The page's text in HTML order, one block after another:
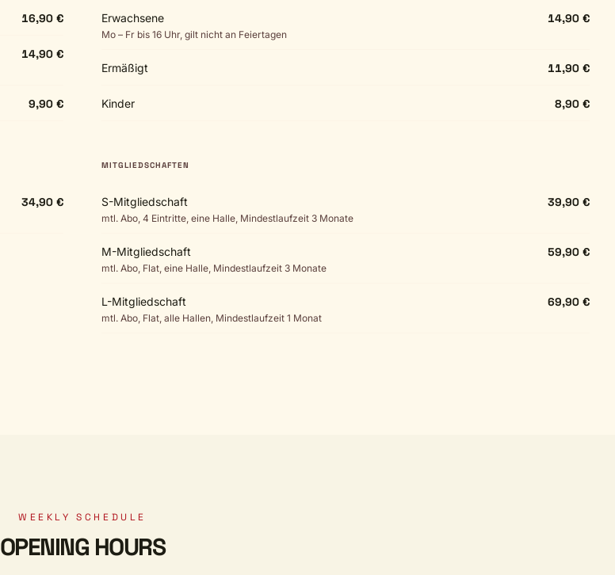
16,90 €
14,90 €
9,90 €
Erwachsene
Mo – Fr bis 16 Uhr, gilt nicht an Feiertagen
14,90 €
Ermäßigt 11,90 €
Kinder 8,90 €
34,90 €
MITGLIEDSCHAFTEN
S-Mitgliedschaft
mtl. Abo, 4 Eintritte, eine Halle, Mindestlaufzeit 3 Monate
39,90 €
M-Mitgliedschaft
mtl. Abo, Flat, eine Halle, Mindestlaufzeit 3 Monate
59,90 €
L-Mitgliedschaft
mtl. Abo, Flat, alle Hallen, Mindestlaufzeit 1 Monat
69,90 €
WEEKLY SCHEDULE
OPENING HOURS